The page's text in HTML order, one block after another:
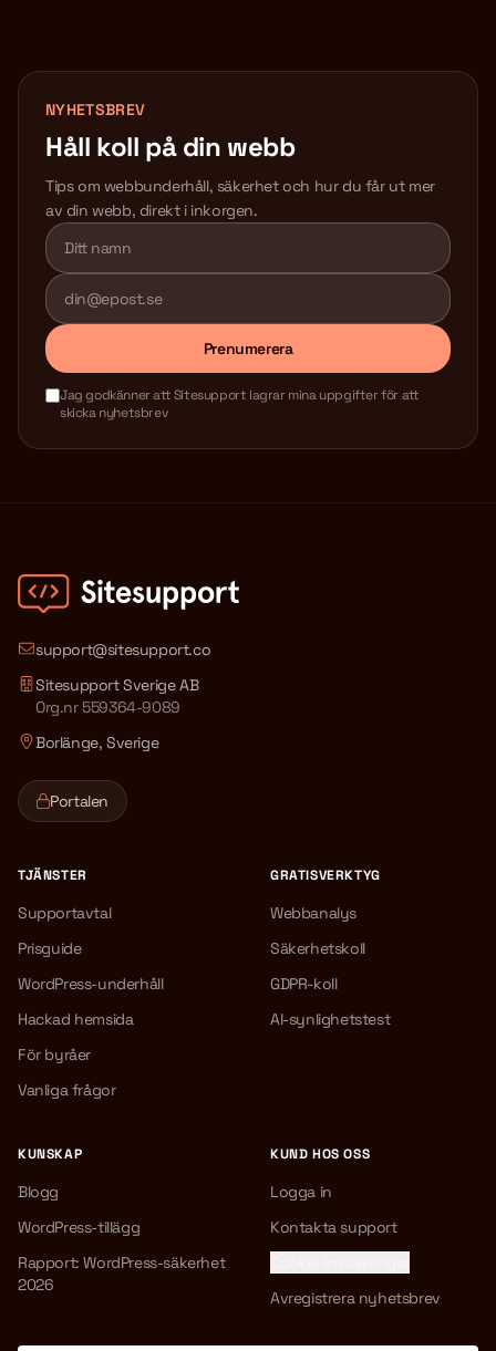
NYHETSBREV
Håll koll på din webb
Tips om webbunderhåll, säkerhet och hur du får ut mer
av din webb, direkt i inkorgen.
Lämna detta fält tomt
Prenumerera
Jag godkänner att Sitesupport lagrar mina uppgifter för att
skicka nyhetsbrev
support@sitesupport.co
Sitesupport Sverige AB
Org.nr 559364-9089
Borlänge, Sverige
Portalen
TJÄNSTER
Supportavtal
Prisguide
WordPress-underhåll
Hackad hemsida
För byråer
Vanliga frågor
GRATISVERKTYG
Webbanalys
Säkerhetskoll
GDPR-koll
AI-synlighetstest
KUNSKAP
Blogg
WordPress-tillägg
Rapport: WordPress-säkerhet
2026
KUND HOS OSS
Logga in
Kontakta support
Avregistrera nyhetsbrev